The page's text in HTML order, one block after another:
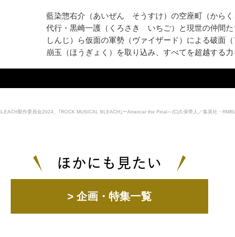
藍染惣右介（あいぜん そうすけ）の空座町（から
代行・黒崎一護（くろさき いちご）と現世の仲間
しんじ）ら仮面の軍勢（ヴァイザード）による破面
崩玉（ほうぎょく）を取り込み、すべてを超越する
製作委員会2024、｢ROCK MUSICAL BLEACH｣～Arrancar the Final～(C)久保帯人／集英社・
> 企画・特集一覧